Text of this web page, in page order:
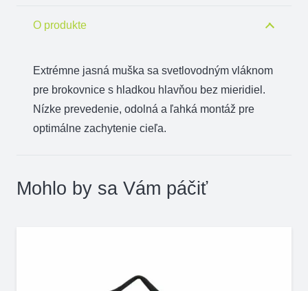
GLOO produkte
Extrémne jasná muška sa svetlovodným vláknom
pre brokovnice s hladkou hlavňou bez mieridiel .
Nízke prevedenie, odolná a ľahká montáž pre
optimálne zachytenie cieľa.
Mohlo by sa Vám páčiť